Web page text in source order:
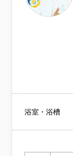
浴室・浴槽